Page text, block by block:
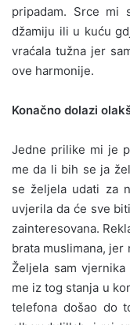
pripadam. Srce mi
džamiju ili u kuću
vraćala tužna jer
ove harmonije.
Konačno dolazi
Jedne prilike mi je
me da li bih se ja
se željela udati za
uvjerila da će sve
zainteresovana.
brata muslimana,
Željela sam
me iz tog stanja u
telefona došao do